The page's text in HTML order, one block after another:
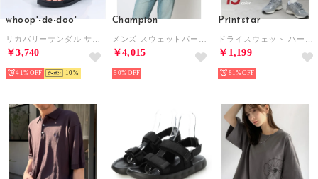
whoop'-de-doo'
￥3,740
41% 10
Champion
￥4,015
50%
Printstar
￥1,199
81%